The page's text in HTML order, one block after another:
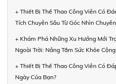
+ Thiết Bị Thể Thao Công Viên Có
Tích Chuyên Sâu Từ Góc Nhìn
+ Khám Phá Những Xu Hướng Mới
Ngoài Trời: Nâng Tầm Sức Khỏe
+ Thiết Bị Thể Thao Công Viên Có
Ngày Của Bạn?